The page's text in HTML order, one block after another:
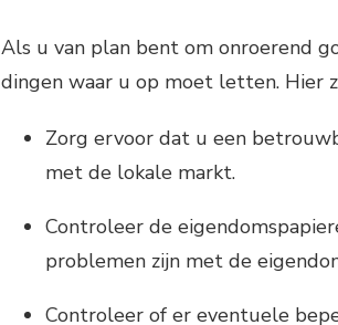
Als u van plan bent om onroerend
dingen waar u op moet letten. Hier
Zorg ervoor dat u een
met de lokale markt.
Controleer de
problemen zijn met de
Controleer of er eventuele